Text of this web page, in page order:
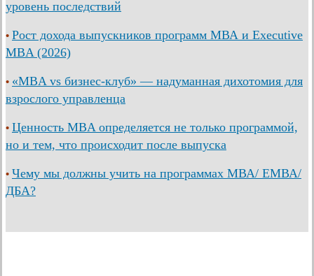
уровень последствий
• Рост дохода выпускников программ МВА и Executive
MBA (2026)
• «MBA vs бизнес-клуб» — надуманная дихотомия для
взрослого управленца
• Ценность MBA определяется не только программой,
но и тем, что происходит после выпуска
• Чему мы должны учить на программах МВА/ ЕМВА/
ДБА?